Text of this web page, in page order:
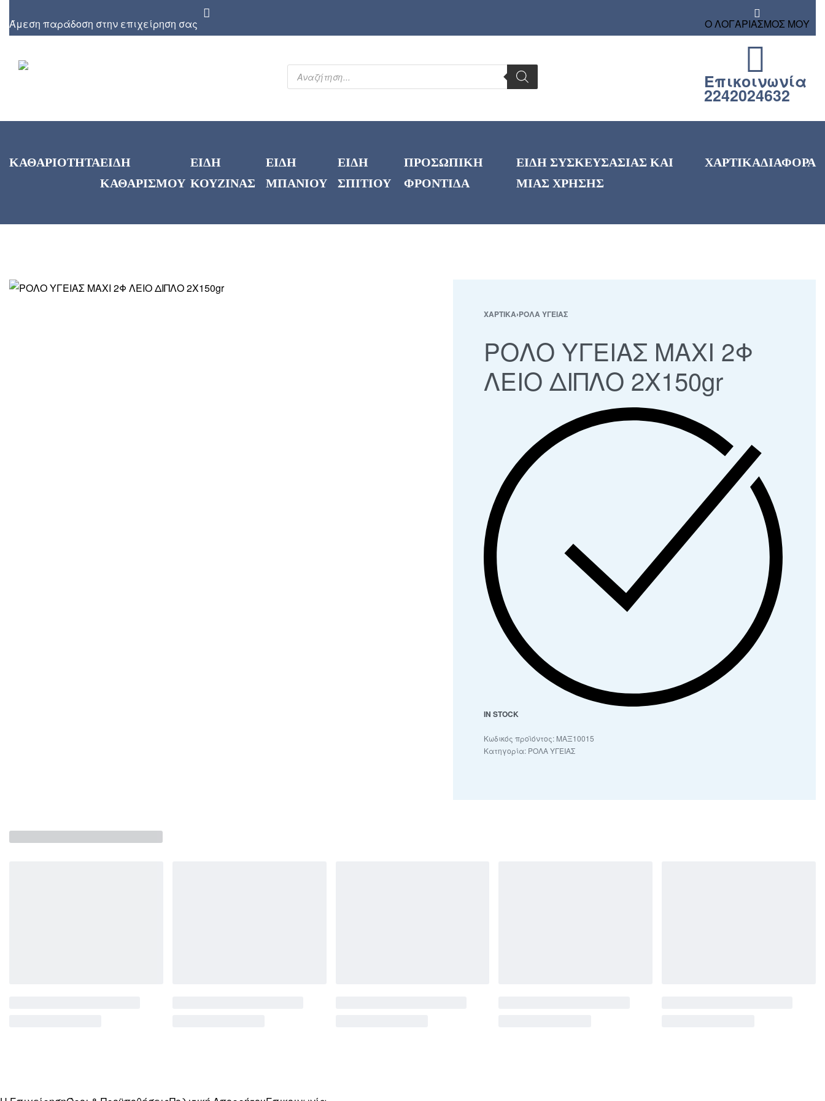
Άμεση παράδοση στην επιχείρηση σας Ο ΛΟΓΑΡΙΑΣΜΟΣ ΜΟΥ
Επικοινωνία
2242024632
ΚΑΘΑΡΙΟΤΗΤΑΕΙΔΗ
ΚΑΘΑΡΙΣΜΟΥ
ΕΙΔΗ
ΚΟΥΖΙΝΑΣ
ΕΙΔΗ
ΜΠΑΝΙΟΥ
ΕΙΔΗ
ΣΠΙΤΙΟΥ
ΠΡΟΣΩΠΙΚΗ
ΦΡΟΝΤΙΔΑ
ΕΙΔΗ ΣΥΣΚΕΥΣΑΣΙΑΣ ΚΑΙ
ΜΙΑΣ ΧΡΗΣΗΣ
ΧΑΡΤΙΚΑΔΙΑΦΟΡΑ
ΧΑΡΤΙΚΑ›ΡΟΛΑ ΥΓΕΙΑΣ
ΡΟΛΟ ΥΓΕΙΑΣ ΜΑΧΙ 2Φ
ΛΕΙΟ ΔΙΠΛΟ 2Χ150gr
IN STOCK
ΜΑΞ10015
Κατηγορία: ΡΟΛΑ ΥΓΕΙΑΣ